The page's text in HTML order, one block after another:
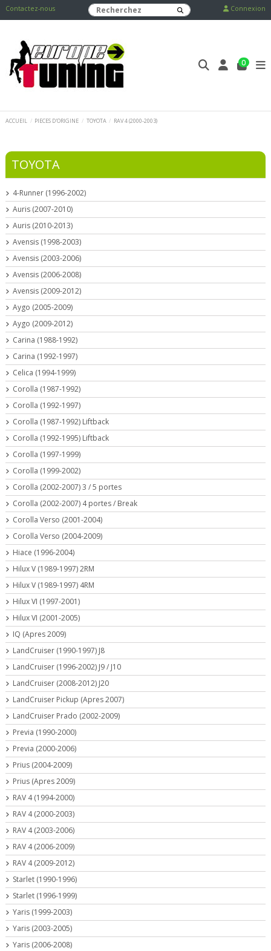
Contactez-nous Connexion
0
ACCUEIL PIECES D'ORIGINE TOYOTA RAV 4 (2000-2003)
TOYOTA
4-Runner (1996-2002)
Auris (2007-2010)
Auris (2010-2013)
Avensis (1998-2003)
Avensis (2003-2006)
Avensis (2006-2008)
Avensis (2009-2012)
Aygo (2005-2009)
Aygo (2009-2012)
Carina (1988-1992)
Carina (1992-1997)
Celica (1994-1999)
Corolla (1987-1992)
Corolla (1992-1997)
Corolla (1987-1992) Liftback
Corolla (1992-1995) Liftback
Corolla (1997-1999)
Corolla (1999-2002)
Corolla (2002-2007) 3 / 5 portes
Corolla (2002-2007) 4 portes / Break
Corolla Verso (2001-2004)
Corolla Verso (2004-2009)
Hiace (1996-2004)
Hilux V (1989-1997) 2RM
Hilux V (1989-1997) 4RM
Hilux VI (1997-2001)
Hilux VI (2001-2005)
IQ (Apres 2009)
LandCruiser (1990-1997) J8
LandCruiser (1996-2002) J9 / J10
LandCruiser (2008-2012) J20
LandCruiser Pickup (Apres 2007)
LandCruiser Prado (2002-2009)
Previa (1990-2000)
Previa (2000-2006)
Prius (2004-2009)
Prius (Apres 2009)
RAV 4 (1994-2000)
RAV 4 (2000-2003)
RAV 4 (2003-2006)
RAV 4 (2006-2009)
RAV 4 (2009-2012)
Starlet (1990-1996)
Starlet (1996-1999)
Yaris (1999-2003)
Yaris (2003-2005)
Yaris (2006-2008)